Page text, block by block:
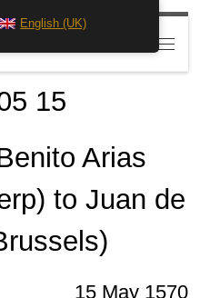
Search
15
Arias
to Juan de
15 May 1570
English (UK)